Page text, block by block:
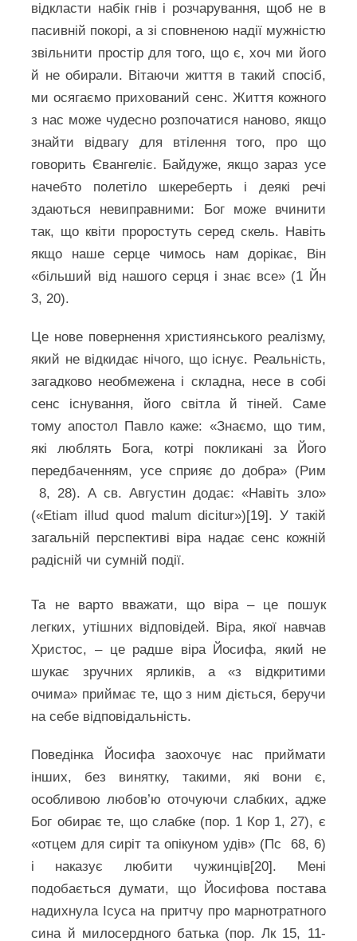
відкласти набік гнів і розчарування, щоб не в
пасивній покорі, а зі сповненою надії мужністю
звільнити простір для того, що є, хоч ми його
й не обирали. Вітаючи життя в такий спосіб,
ми осягаємо прихований сенс. Життя кожного
з нас може чудесно розпочатися наново, якщо
знайти відвагу для втілення того, про що
говорить Євангеліє. Байдуже, якщо зараз усе
начебто полетіло шкереберть і деякі речі
здаються невиправними: Бог може вчинити
так, що квіти проростуть серед скель. Навіть
якщо наше серце чимось нам дорікає, Він
«більший від нашого серця і знає все» (1 Йн
3, 20).
Це нове повернення християнського реалізму,
який не відкидає нічого, що існує. Реальність,
загадково необмежена і складна, несе в собі
сенс існування, його світла й тіней. Саме
тому апостол Павло каже: «Знаємо, що тим,
які люблять Бога, котрі покликані за Його
передбаченням, усе сприяє до добра» (Рим
8, 28). А св. Августин додає: «Навіть зло»
(«Etiam illud quod malum dicitur»)[19]. У такій
загальній перспективі віра надає сенс кожній
радісній чи сумній події.
Та не варто вважати, що віра – це пошук
легких, утішних відповідей. Віра, якої навчав
Христос, – це радше віра Йосифа, який не
шукає зручних ярликів, а «з відкритими
очима» приймає те, що з ним діється, беручи
на себе відповідальність.
Поведінка Йосифа заохочує нас приймати
інших, без винятку, такими, які вони є,
особливою любов’ю оточуючи слабких, адже
Бог обирає те, що слабке (пор. 1 Кор 1, 27), є
«отцем для сиріт та опікуном удів» (Пс 68, 6)
і наказує любити чужинців[20]. Мені
подобається думати, що Йосифова постава
надихнула Ісуса на притчу про марнотратного
сина й милосердного батька (пор. Лк 15, 11-